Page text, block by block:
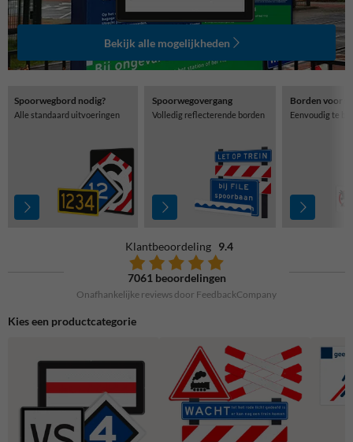
Bekijk alle mogelijkheden
Spoorwegbord nodig?
Alle standaard uitvoeringen
Spoorwegovergang
Volledig reflecterende borden
Borden voor
Eenvoudig te
Klantbeoordeling 9.4
7061 beoordelingen
Onafhankelijke reviews door FeedbackCompany
Kies een productcategorie